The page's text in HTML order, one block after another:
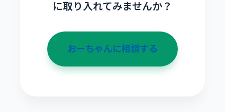
に取り入れてみませんか？
おーちゃんに相談する